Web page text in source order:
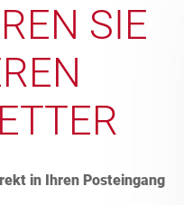
SIE
in Ihren Posteingang